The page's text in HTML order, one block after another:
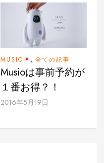
MUSIO , 全ての記事
Musioは事前予約が
１番お得？！
2016年5月19日